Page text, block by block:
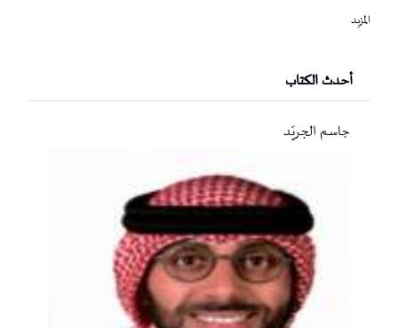
المزيد
أحدث الكتاب
جاسم الجريّد